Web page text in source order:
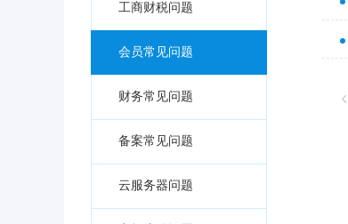
工商财税问题
会员常见问题
财务常见问题
备案常见问题
云服务器问题